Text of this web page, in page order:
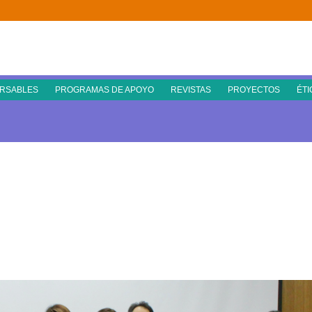
PROGRAMAS DE APOYO REVISTAS PROYECTOS